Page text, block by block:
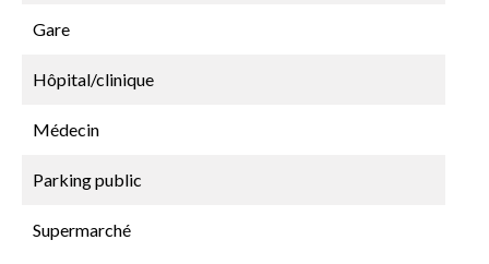
Gare
Hôpital/clinique
Médecin
Parking public
Supermarché